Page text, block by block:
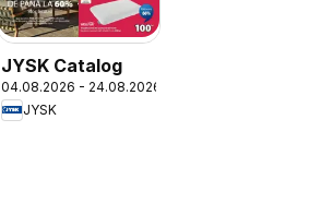
JYSK Catalog
04.08.2026 - 24.08.2026
JYSK